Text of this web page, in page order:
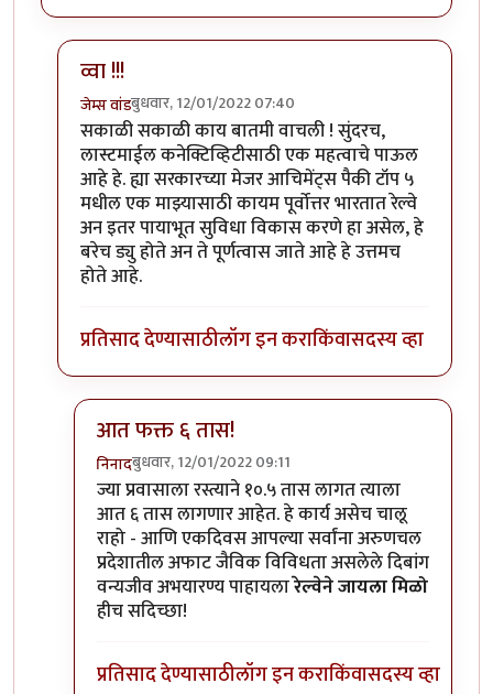
व्वा !!!
जेम्स वांडबुधवार, 12/01/2022 07:40
In reply toमणिपूर आणि त्रिपुरा दरम्यान जनशताब्दी
सकाळी सकाळी काय बातमी वाचली ! सुंदरच,
लास्टमाईल कनेक्टिव्हिटीसाठी एक महत्वाचे पाऊल
आहे हे. ह्या सरकारच्या मेजर आचिमेंट्स पैकी टॉप ५
मधील एक माझ्यासाठी कायम पूर्वोत्तर भारतात रेल्वे
अन इतर पायाभूत सुविधा विकास करणे हा असेल, हे
बरेच ड्यु होते अन ते पूर्णत्वास जाते आहे हे उत्तमच
होते आहे.
प्रतिसाद देण्यासाठीलॉग इन कराकिंवासदस्य व्हा
आत फक्त ६ तास!
निनादबुधवार, 12/01/2022 09:11
In reply toव्वा !!!byजेम्स वांड
ज्या प्रवासाला रस्त्याने १०.५ तास लागत त्याला
आत ६ तास लागणार आहेत. हे कार्य असेच चालू
राहो - आणि एकदिवस आपल्या सर्वांना अरुणचल
प्रदेशातील अफाट जैविक विविधता असलेले दिबांग
वन्यजीव अभयारण्य पाहायलारेल्वेने जायला मिळो
हीच सदिच्छा!
प्रतिसाद देण्यासाठीलॉग इन कराकिंवासदस्य व्हा